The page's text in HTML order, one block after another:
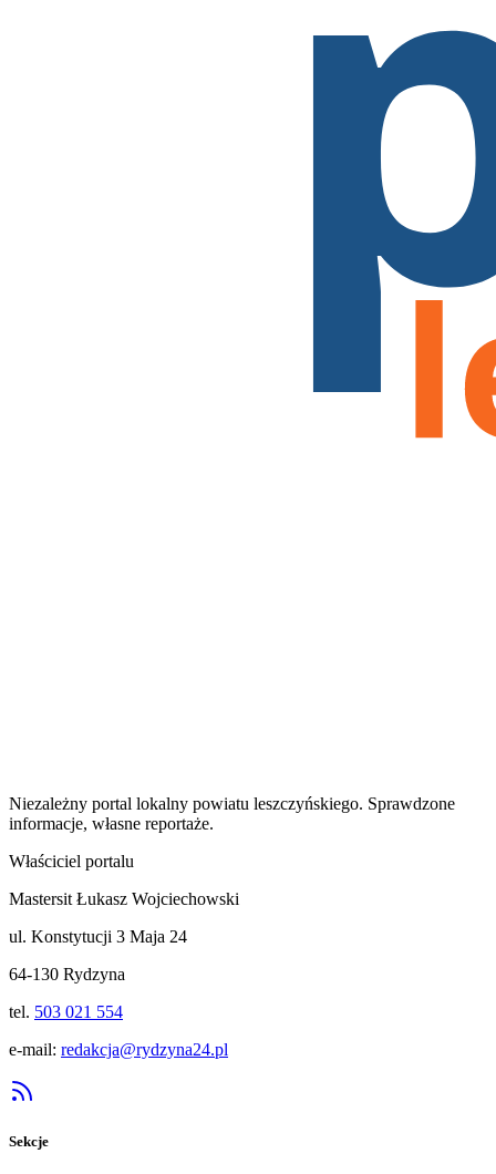
Niezależny portal lokalny powiatu leszczyńskiego. Sprawdzone
informacje, własne reportaże.
Właściciel portalu
Mastersit Łukasz Wojciechowski
ul. Konstytucji 3 Maja 24
64-130 Rydzyna
tel. 503 021 554
e-mail: redakcja@rydzyna24.pl
Sekcje